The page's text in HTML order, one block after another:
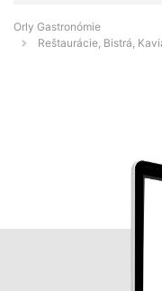
Orly Gastronómie
Reštaurácie, Bistrá,